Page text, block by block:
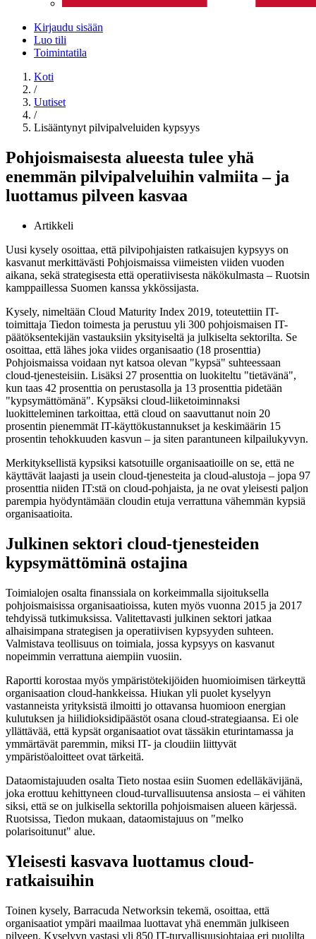
Kirjaudu sisään
Luo tili
Toimintatila
Koti
/
Uutiset
/
Lisääntynyt pilvipalveluiden kypsyys
Pohjoismaisesta alueesta tulee yhä
enemmän pilvipalveluihin valmiita – ja
luottamus pilveen kasvaa
Artikkeli
Uusi kysely osoittaa, että pilvipohjaisten ratkaisujen kypsyys on
kasvanut merkittävästi Pohjoismaissa viimeisten viiden vuoden
aikana, sekä strategisesta että operatiivisesta näkökulmasta – Ruotsin
kamppaillessa Suomen kanssa ykkössijasta.
Kysely, nimeltään Cloud Maturity Index 2019, toteutettiin IT-
toimittaja Tiedon toimesta ja perustuu yli 300 pohjoismaisen IT-
päätöksentekijän vastauksiin yksityiseltä ja julkiselta sektorilta. Se
osoittaa, että lähes joka viides organisaatio (18 prosenttia)
Pohjoismaissa voidaan nyt katsoa olevan "kypsä" suhteessaan
cloud-tjenesteisiin. Lisäksi 27 prosenttia on luokiteltu "tietävänä",
kun taas 42 prosenttia on perustasolla ja 13 prosenttia pidetään
"kypsymättömänä". Kypsäksi cloud-liiketoiminnaksi
luokitteleminen tarkoittaa, että cloud on saavuttanut noin 20
prosentin pienemmät IT-käyttökustannukset ja keskimäärin 15
prosentin tehokkuuden kasvun – ja siten parantuneen kilpailukyvyn.
Merkityksellistä kypsiksi katsotuille organisaatioille on se, että ne
käyttävät laajasti ja usein cloud-tjenesteita ja cloud-alustoja – jopa 97
prosenttia niiden IT:stä on cloud-pohjaista, ja ne ovat yleisesti paljon
parempia hyödyntämään cloudin etuja verrattuna vähemmän kypsiä
organisaatioita.
Julkinen sektori cloud-tjenesteiden
kypsymättöminä ostajina
Toimialojen osalta finanssiala on korkeimmalla sijoituksella
pohjoismaisissa organisaatioissa, kuten myös vuonna 2015 ja 2017
tehdyissä tutkimuksissa. Valitettavasti julkinen sektori jatkaa
alhaisimpana strategisen ja operatiivisen kypsyyden suhteen.
Valmistava teollisuus on toimiala, jossa kypsyys on kasvanut
nopeimmin verrattuna aiempiin vuosiin.
Raportti korostaa myös ympäristötekijöiden huomioimisen tärkeyttä
organisaation cloud-hankkeissa. Hiukan yli puolet kyselyyn
vastanneista yrityksistä ilmoitti jo ottavansa huomioon energian
kulutuksen ja hiilidioksidipäästöt osana cloud-strategiaansa. Ei ole
yllättävää, että kypsät organisaatiot ovat tässäkin eturintamassa ja
ymmärtävät paremmin, miksi IT- ja cloudiin liittyvät
ympäristöaloitteet ovat tärkeitä.
Dataomistajuuden osalta Tieto nostaa esiin Suomen edelläkävijänä,
joka erottuu kehittyneen cloud-turvallisuutensa ansiosta – ei vähiten
siksi, että se on julkisella sektorilla pohjoismaisen alueen kärjessä.
Ruotsissa, Tiedon mukaan, dataomistajuus on "melko
polarisoitunut" alue.
Yleisesti kasvava luottamus cloud-
ratkaisuihin
Toinen kysely, Barracuda Networksin tekemä, osoittaa, että
organisaatiot ympäri maailmaa luottavat yhä enemmän julkiseen
pilveen. Kyselyyn vastasi yli 850 IT-turvallisuusjohtajaa eri puolilta